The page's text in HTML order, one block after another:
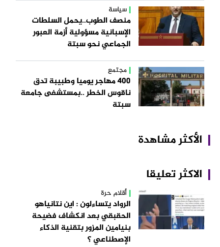
سياسة
منصف الطوب..يحمل السلطات
الإسبانية مسؤولية أزمة العبور
الجماعي نحو سبتة
مجتمع
400 مهاجر يوميا وطبيبة تدق
ناقوس الخطر ..بمستشفى جامعة
سبتة
الأكثر مشاهدة
الاكثر تعليقا
أقلام حرة
الرواد يتساءلون : اين نتانياهو
الحقبقي بعد انكشاف فضيحة
بنيامين المزور بتقنية الذكاء
الإصطناعي ؟